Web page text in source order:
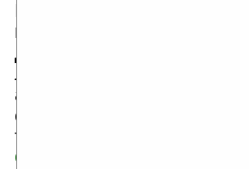
Все перемещения данных
виртульного диска
дешифруются,
лету при помощи 256-
алгоритма. На этом диске
сможете хранить любые
требующие защиты.
Скачать